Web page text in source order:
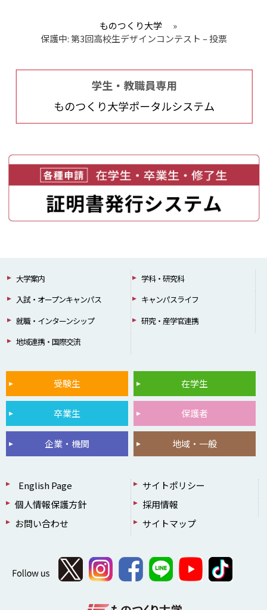
ものつくり大学
»
保護中: 第3回高校生デザインコンテスト – 投票
大学案内
学科・研究科
入試・オープンキャンパス
キャンパスライフ
就職・インターンシップ
研究・産学官連携
地域連携・国際交流
受験生 在学生
卒業生 保護者
企業・機関 地域・一般
English Page
サイトポリシー
個人情報保護方針
採用情報
お問い合わせ
サイトマップ